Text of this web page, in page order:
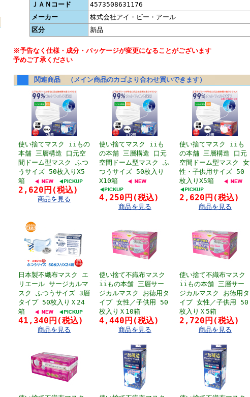
ＪＡＮコード
4573508631176
メーカー
株式会社アイ・ビー・アール
区分
新品
※予告なく仕様・成分・パッケージが変更になることがございます
予めご了承ください
関連商品 （メイン商品のカゴより合わせ買いできます）
使い捨てマスク iiもの
本舗 三層構造 口元空
間ドーム型マスク ふつ
うサイズ 50枚入りX5
箱
2,620円(税込)
商品を見る
使い捨てマスク iiも
の本舗 三層構造 口元
空間ドーム型マスク ふ
つうサイズ 50枚入り
X10箱
4,250円(税込)
商品を見る
使い捨てマスク iiも
の本舗 三層構造 口元
空間ドーム型マスク 女
性・子供用サイズ 50
枚入りX5箱
2,620円(税込)
商品を見る
日本製不織布マスク エ
リエール サージカルマ
スク ふつうサイズ 3層
タイプ 50枚入りＸ24
箱
41,340円(税込)
商品を見る
使い捨て不織布マスク
iiもの本舗 三層サー
ジカルマスク お徳用タ
イプ 女性／子供用 50
枚入りＸ10箱
4,440円(税込)
商品を見る
使い捨て不織布マスク
iiもの本舗 三層サー
ジカルマスク お徳用タ
イプ 女性／子供用 50
枚入りＸ5箱
2,720円(税込)
商品を見る